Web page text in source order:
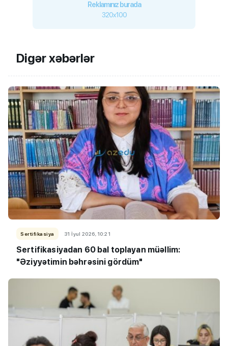
Reklamınız burada
320x100
Digər xəbərlər
Sertifikasiya 31 İyul 2026, 10:21
Sertifikasiyadan 60 bal toplayan müəllim:
"Əziyyətimin bəhrəsini gördüm"